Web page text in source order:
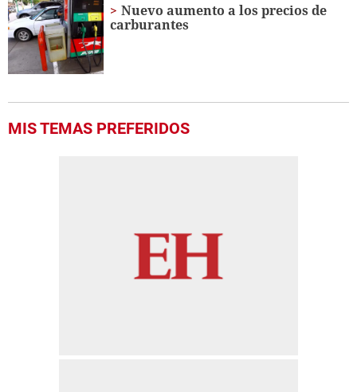
Nuevo aumento a los precios de
carburantes
MIS TEMAS PREFERIDOS